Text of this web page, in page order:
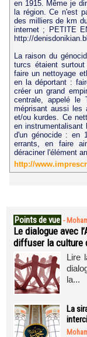
en 1915. Même je
la région. Ce n'est
des milliers de km
internet ; PETITE
http://
La raison du
turcs étaient
faire un nettoyage
en la déportant :
créer un grand
centrale, appelé le
méprisant aussi les
et/ou kurdes. Ce
en instrumentalisant
d'un génocide : en
errants, en faire
déraciner l'élément
http://
Points de vue -
Le dialogue avec
diffuser la culture
Lire
la...
La